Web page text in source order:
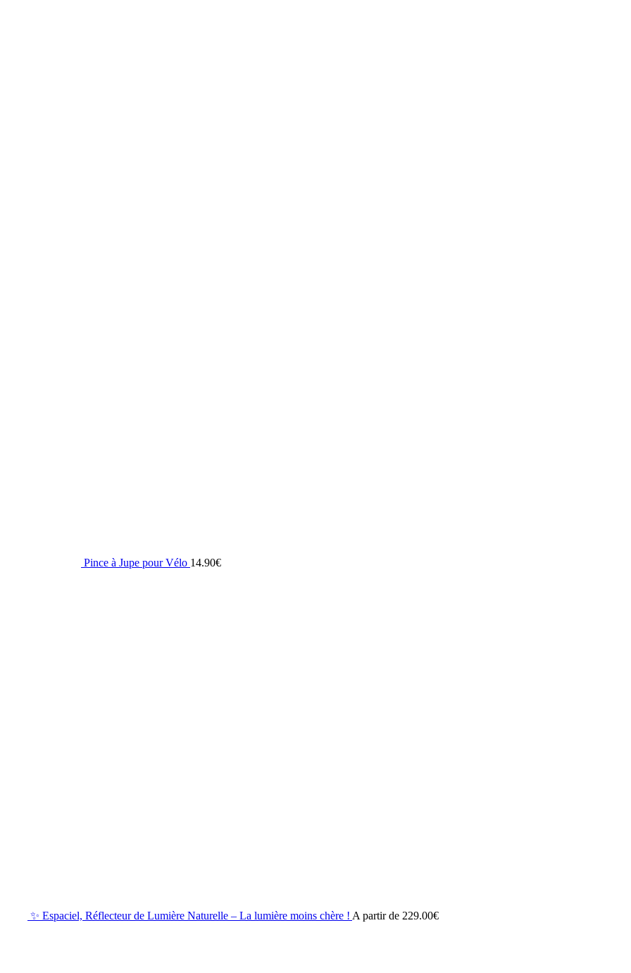
Pince à Jupe pour Vélo 14.90€
✨ Espaciel, Réflecteur de Lumière Naturelle – La lumière moins chère ! A partir de 229.00€